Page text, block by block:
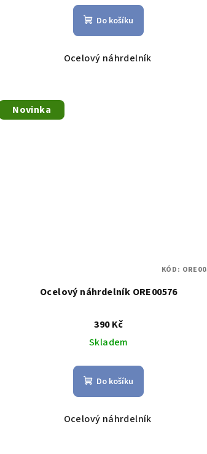
Do košíku
Ocelový náhrdelník
Novinka
Ocelový náhrdelník ORE00576
390 Kč
Skladem
Do košíku
Ocelový náhrdelník
KÓD: